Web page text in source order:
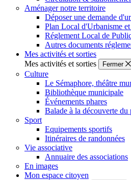
Aménager notre territoire
Déposer une demande
Plan Local d'Urbanisme
Réglement Local de
Autres documents
Mes activités et sorties
Mes activités et sorties
Fermer
Culture
Le Sémaphore, théâtre
Bibliothèque municipale
Événements phares
Balade à la découverte du
Sport
Equipements sportifs
Itinéraires de randonnées
Vie associative
Annuaire des associations
En images
Mon espace citoyen